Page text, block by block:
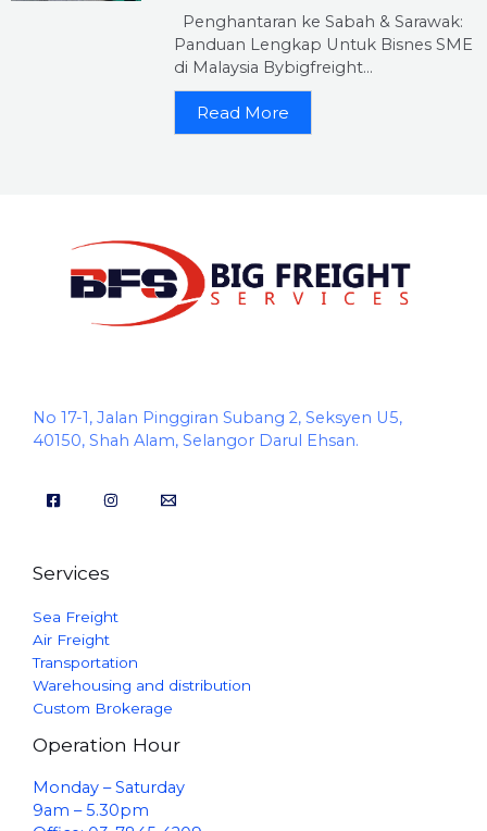
Penghantaran ke Sabah & Sarawak:
Panduan Lengkap Untuk Bisnes SME
di Malaysia Bybigfreight...
Read More
No 17-1, Jalan Pinggiran Subang 2, Seksyen U5,
40150, Shah Alam, Selangor Darul Ehsan.
Services
Sea Freight
Air Freight
Transportation
Warehousing and distribution
Custom Brokerage
Operation Hour
Monday – Saturday
9am – 5.30pm